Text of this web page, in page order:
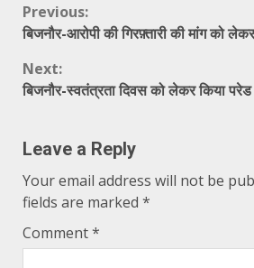
Continue
Previous:
बिजनौर-आरोपी की गिरफ़्तारी की मांग को
Next:
बिजनौर-स्वतंत्रता दिवस को लेकर किया परेड
Leave a Reply
Your email address will not be
fields are marked *
Comment*